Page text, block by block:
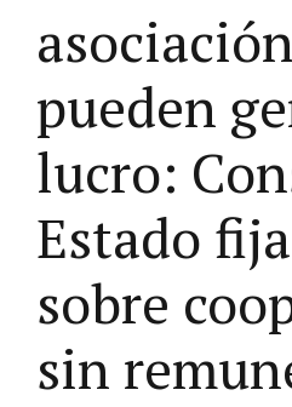
pueden
lucro:
Estado
sobre
sin